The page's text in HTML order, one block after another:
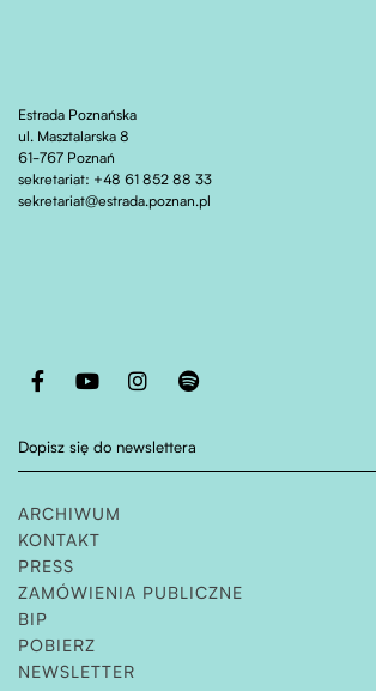
Estrada Poznańska
ul. Masztalarska 8
61-767 Poznań
sekretariat: +48 61 852 88 33
sekretariat@estrada.poznan.pl
Otwiera stronę w nowej karcie
Otwiera stronę w nowej karcie
Otwiera stronę w nowej karcie
Otwiera stronę w nowej karcie
Dopisz się do newslettera
ARCHIWUM
KONTAKT
PRESS
ZAMÓWIENIA PUBLICZNE
BIP
POBIERZ
NEWSLETTER